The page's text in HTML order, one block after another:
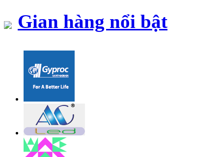
Gian hàng nổi bật